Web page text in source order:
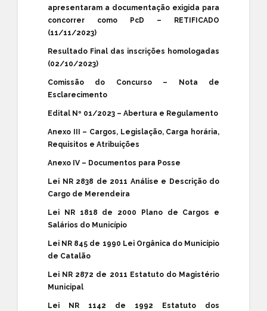
apresentaram a documentação exigida para
concorrer como PcD – RETIFICADO
(11/11/2023)
Resultado Final das inscrições homologadas
(02/10/2023)
Comissão do Concurso – Nota de
Esclarecimento
Edital Nº 01/2023 – Abertura e Regulamento
Anexo III – Cargos, Legislação, Carga horária,
Requisitos e Atribuições
Anexo IV – Documentos para Posse
Lei NR 2838 de 2011 Análise e Descrição do
Cargo de Merendeira
Lei NR 1818 de 2000 Plano de Cargos e
Salários do Município
Lei NR 845 de 1990 Lei Orgânica do Município
de Catalão
Lei NR 2872 de 2011 Estatuto do Magistério
Municipal
Lei NR 1142 de 1992 Estatuto dos